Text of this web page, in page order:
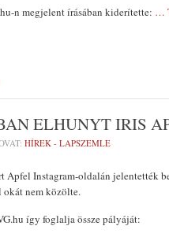
n megjelent írásában kiderítette: …
ELHUNYT IRIS
HÍREK - LAPSZEMLE
Apfel Instagram-oldalán jelentették
okát nem közölte.
így foglalja össze pályáját: